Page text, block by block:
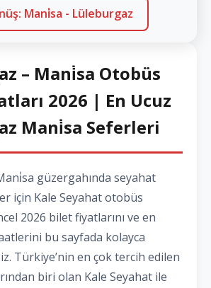
Mani̇sa - Lüleburgaz
– Mani̇sa Otobüs
2026 | En Ucuz
Mani̇sa Seferleri
güzergahında seyahat
için Kale Seyahat otobüs
2026 bilet fiyatlarını ve en
bu sayfada kolayca
Türkiye’nin en çok tercih edilen
biri olan Kale Seyahat ile